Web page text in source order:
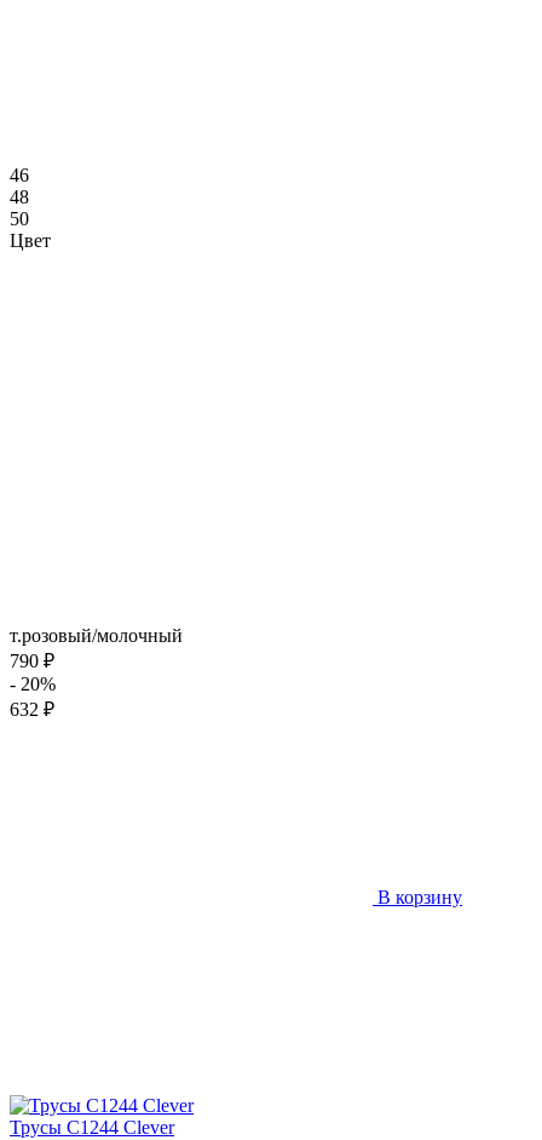
46
48
50
Цвет
т.розовый/молочный
790 ₽
- 20%
632 ₽
В корзину
Трусы C1244 Clever